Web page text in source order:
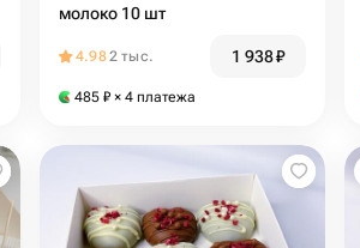
молоко 10 шт
4.982 тыс. 1 938₽
485 ₽ × 4 платежа